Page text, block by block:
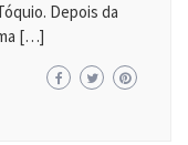
Depois da
[…]